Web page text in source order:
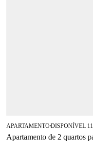
APARTAMENTO■DISPONÍVEL
Apartamento de 2 quartos